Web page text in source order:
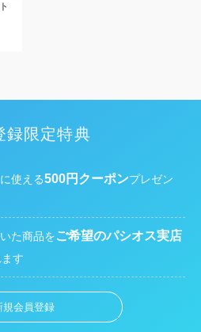
録限定特典
使える500円クーポンプレゼン
た商品をご希望のパシオス実店
す
規会員登録